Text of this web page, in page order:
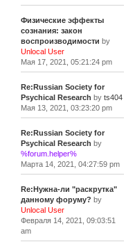
Физические эффекты
сознания: закон
воспроизводимости by
Unlocal User
Мая 17, 2021, 05:21:24 pm
Re:Russian Society for
Psychical Research by ts404
Мая 13, 2021, 03:23:20 pm
Re:Russian Society for
Psychical Research by
%forum.helper%
Марта 14, 2021, 04:27:59 pm
Re:Нужна-ли "раскрутка"
данному форуму? by
Unlocal User
Февраля 14, 2021, 09:03:51
am